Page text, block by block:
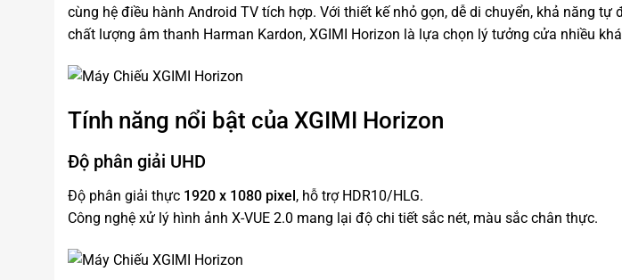
cùng hệ điều hành Android TV tích hợp. Với thiết kế nhỏ gọn, dễ di chuyển, khả năng
chất lượng âm thanh Harman Kardon, XGIMI Horizon là lựa chọn lý tưởng cửa nhiều
Tính năng nổi bật của XGIMI Horizon
Độ phân giải UHD
Độ phân giải thực 1920 x 1080 pixel, hỗ trợ HDR10/HLG.
Công nghệ xử lý hình ảnh X-VUE 2.0 mang lại độ chi tiết sắc nét, màu sắc chân thực.